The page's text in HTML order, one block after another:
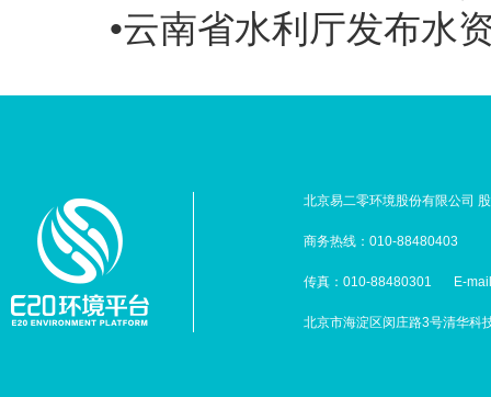
•云南省水利厅发布水
北京易二零环境股份有限公司
商务热线：010-88480403
传真：010-88480301 E-
北京市海淀区闵庄路3号清华科